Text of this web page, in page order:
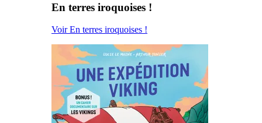
En terres iroquoises !
Voir En terres iroquoises !